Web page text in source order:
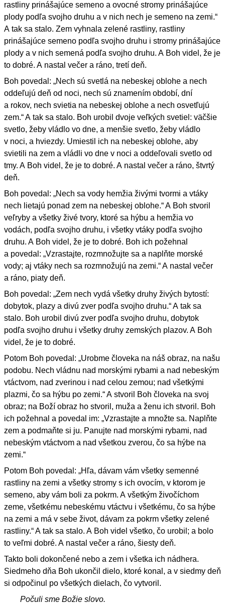
rastliny prinášajúce semeno a ovocné stromy prinášajúce
plody podľa svojho druhu a v nich nech je semeno na zemi.“
A tak sa stalo. Zem vyhnala zelené rastliny, rastliny
prinášajúce semeno podľa svojho druhu i stromy prinášajúce
plody a v nich semená podľa svojho druhu. A Boh videl, že je
to dobré. A nastal večer a ráno, tretí deň.
Boh povedal: „Nech sú svetlá na nebeskej oblohe a nech
oddeľujú deň od noci, nech sú znamením období, dní
a rokov, nech svietia na nebeskej oblohe a nech osvetľujú
zem.“ A tak sa stalo. Boh urobil dvoje veľkých svetiel: väčšie
svetlo, žeby vládlo vo dne, a menšie svetlo, žeby vládlo
v noci, a hviezdy. Umiestil ich na nebeskej oblohe, aby
svietili na zem a vládli vo dne v noci a oddeľovali svetlo od
tmy. A Boh videl, že je to dobré. A nastal večer a ráno, štvrtý
deň.
Boh povedal: „Nech sa vody hemžia živými tvormi a vtáky
nech lietajú ponad zem na nebeskej oblohe.“ A Boh stvoril
veľryby a všetky živé tvory, ktoré sa hýbu a hemžia vo
vodách, podľa svojho druhu, i všetky vtáky podľa svojho
druhu. A Boh videl, že je to dobré. Boh ich požehnal
a povedal: „Vzrastajte, rozmnožujte sa a naplňte morské
vody; aj vtáky nech sa rozmnožujú na zemi.“ A nastal večer
a ráno, piaty deň.
Boh povedal: „Zem nech vydá všetky druhy živých bytostí:
dobytok, plazy a divú zver podľa svojho druhu.“ A tak sa
stalo. Boh urobil divú zver podľa svojho druhu, dobytok
podľa svojho druhu i všetky druhy zemských plazov. A Boh
videl, že je to dobré.
Potom Boh povedal: „Urobme človeka na náš obraz, na našu
podobu. Nech vládnu nad morskými rybami a nad nebeským
vtáctvom, nad zverinou i nad celou zemou; nad všetkými
plazmi, čo sa hýbu po zemi.“ A stvoril Boh človeka na svoj
obraz; na Boží obraz ho stvoril, muža a ženu ich stvoril. Boh
ich požehnal a povedal im: „Vzrastajte a množte sa. Naplňte
zem a podmaňte si ju. Panujte nad morskými rybami, nad
nebeským vtáctvom a nad všetkou zverou, čo sa hýbe na
zemi.“
Potom Boh povedal: „Hľa, dávam vám všetky semenné
rastliny na zemi a všetky stromy s ich ovocím, v ktorom je
semeno, aby vám boli za pokrm. A všetkým živočíchom
zeme, všetkému nebeskému vtáctvu i všetkému, čo sa hýbe
na zemi a má v sebe život, dávam za pokrm všetky zelené
rastliny.“ A tak sa stalo. A Boh videl všetko, čo urobil; a bolo
to veľmi dobré. A nastal večer a ráno, šiesty deň.
Takto boli dokončené nebo a zem i všetka ich nádhera.
Siedmeho dňa Boh ukončil dielo, ktoré konal, a v siedmy deň
si odpočinul po všetkých dielach, čo vytvoril.
Počuli sme Božie slovo.